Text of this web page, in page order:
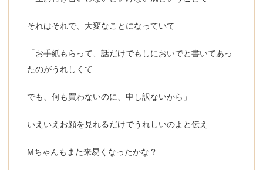
それはそれで、大変なことになっていて
「お手紙もらって、話だけでもしにおいでと書いてあっ
たのがうれしくて
でも、何も買わないのに、申し訳ないから」
いえいえお顔を見れるだけでうれしいのよと伝え
Mちゃんもまた来易くなったかな？